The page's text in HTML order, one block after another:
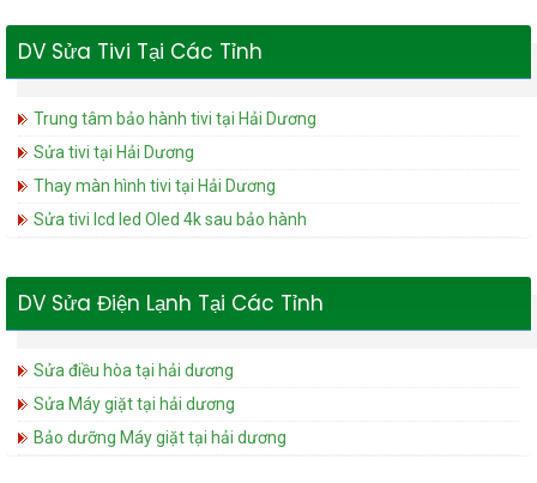
DV Sửa Tivi Tại Các Tỉnh
Trung tâm bảo hành tivi tại Hải Dương
Sửa tivi tại Hải Dương
Thay màn hình tivi tại Hải Dương
Sửa tivi lcd led Oled 4k sau bảo hành
DV Sửa Điện Lạnh Tại Các Tỉnh
Sửa điều hòa tại hải dương
Sửa Máy giặt tại hải dương
Bảo dưỡng Máy giặt tại hải dương